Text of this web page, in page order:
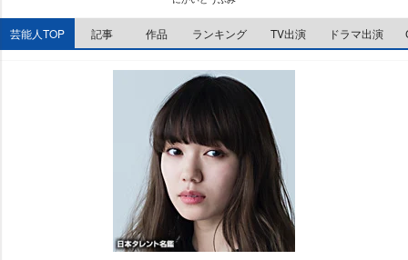
e
芸能人TOP 記事 作品 ランキング TV出演 ドラマ出演